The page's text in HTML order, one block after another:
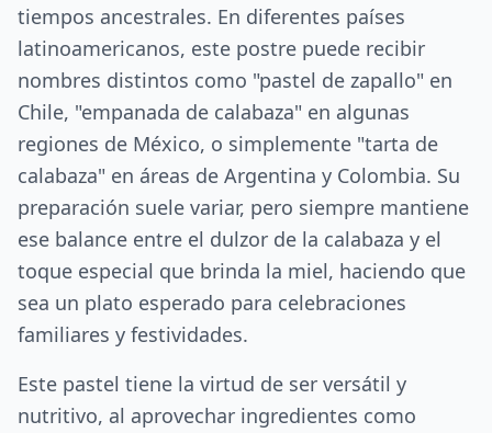
tiempos ancestrales. En diferentes países
latinoamericanos, este postre puede recibir
nombres distintos como "pastel de zapallo" en
Chile, "empanada de calabaza" en algunas
regiones de México, o simplemente "tarta de
calabaza" en áreas de Argentina y Colombia. Su
preparación suele variar, pero siempre mantiene
ese balance entre el dulzor de la calabaza y el
toque especial que brinda la miel, haciendo que
sea un plato esperado para celebraciones
familiares y festividades.
Este pastel tiene la virtud de ser versátil y
nutritivo, al aprovechar ingredientes como